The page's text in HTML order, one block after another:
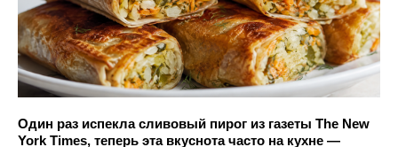
Один раз испекла сливовый пирог из газеты The New
York Times, теперь эта вкуснота часто на кухне —